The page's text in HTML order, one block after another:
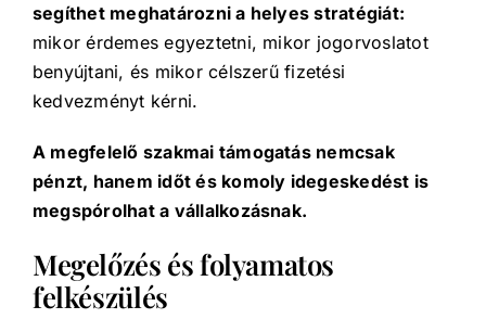
segíthet meghatározni a helyes stratégiát:
mikor érdemes egyeztetni, mikor jogorvoslatot
benyújtani, és mikor célszerű fizetési
kedvezményt kérni.
A megfelelő szakmai támogatás nemcsak
pénzt, hanem időt és komoly idegeskedést is
megspórolhat a vállalkozásnak.
Megelőzés és folyamatos
felkészülés